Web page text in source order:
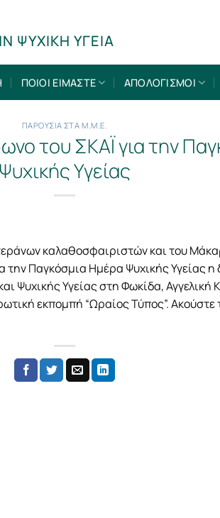
ΨΥΧΙΚΗ ΥΓΕΙΑ
ΠΟΙΟΙ ΕΙΜΑΣΤΕ ΑΠΟΛΟΓΙΣΜΟΙ
ΠΑΡΟΥΣΙΑ ΣΤΑ Μ.Μ.Ε.
του ΣΚΑΪ για την
Ψυχικής Υγείας
καλαθοσφαιριστών και του
Παγκόσμια Ημέρα Ψυχικής Υγείας η
Ψυχικής Υγείας στη Φωκίδα,
εκπομπή “Ωραίος Τύπος”. Ακούστε